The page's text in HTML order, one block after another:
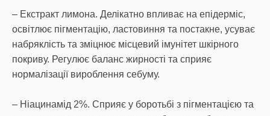
– Екстракт лимона. Делікатно впливає на епідерміс,
освітлює пігментацію, ластовиння та постакне, усуває
набряклість та зміцнює місцевий імунітет шкірного
покриву. Регулює баланс жирності та сприяє
нормалізації вироблення себуму.
– Ніацинамід 2%. Сприяє у боротьбі з пігментацією та